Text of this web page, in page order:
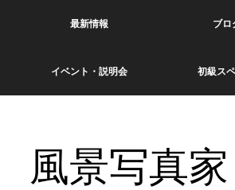
最新情報 ブロ
イベント・説明会 初級ス
風景写真